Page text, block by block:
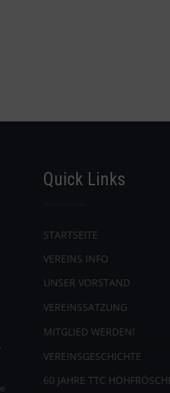
Quick Links
STARTSEITE
VEREINS INFO
UNSER VORSTAND
VEREINSSATZUNG
MITGLIED WERDEN!
VEREINSGESCHICHTE
60 JAHRE TTC